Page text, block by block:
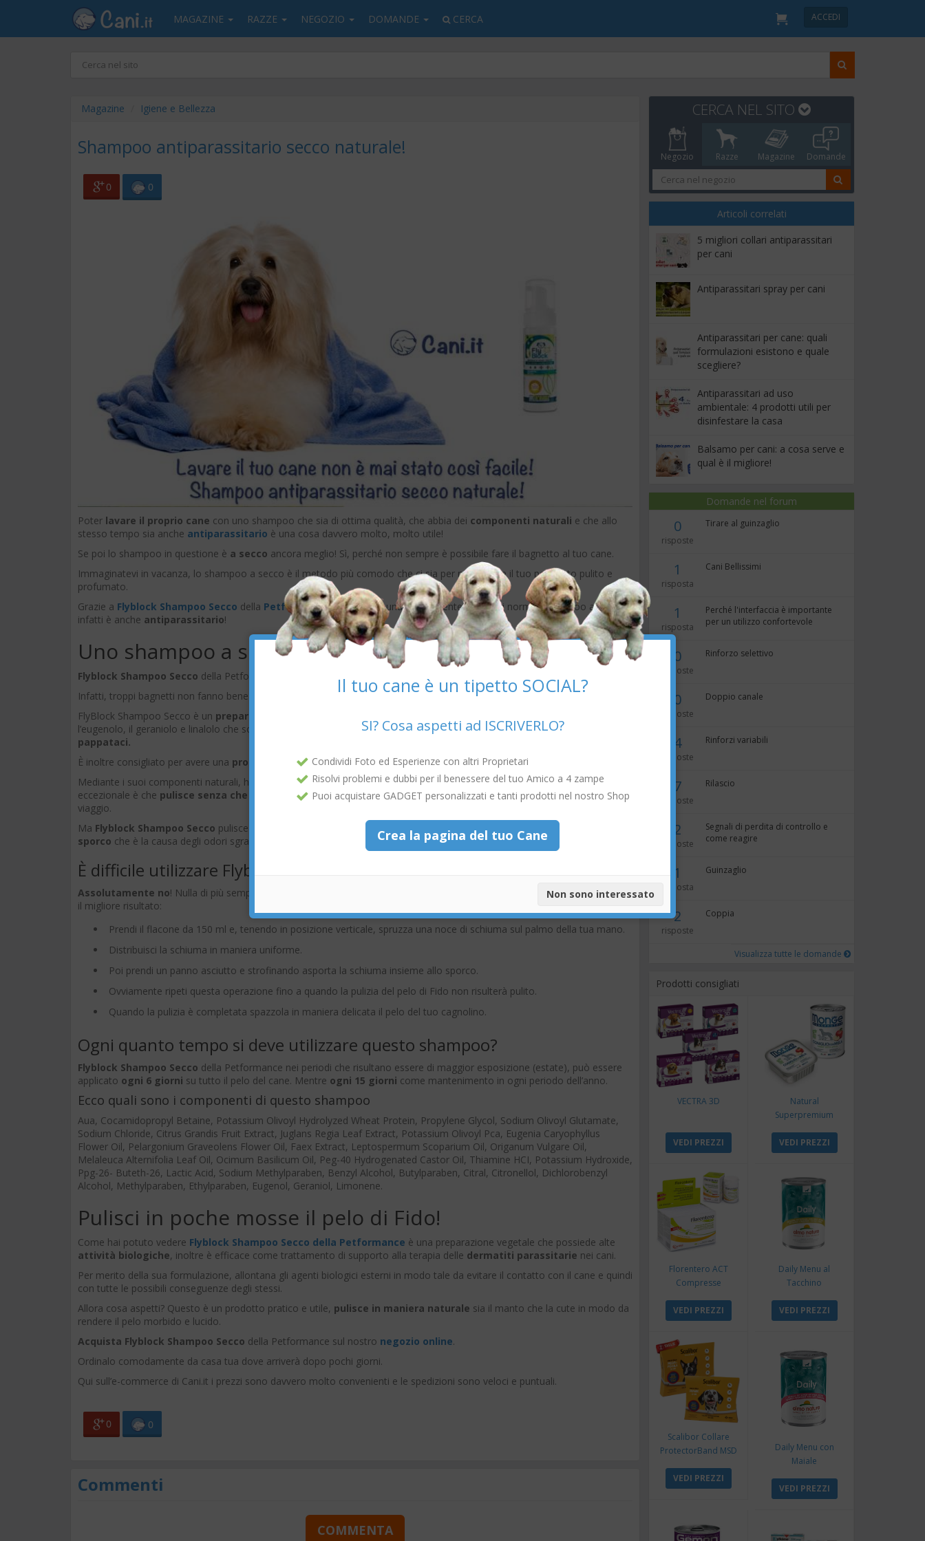
MAGAZINE RAZZE NEGOZIO DOMANDE CERCA ACCEDI
Magazine Igiene e Bellezza
Shampoo antiparassitario secco naturale!
0 0
Poter lavare il proprio cane con uno shampoo che sia di ottima qualità, che abbia dei componenti naturali e che allo
stesso tempo sia anche antiparassitario è una cosa davvero molto, molto utile!
Se poi lo shampoo in questione è a secco ancora meglio! Sì, perché non sempre è possibile fare il bagnetto al tuo cane.
Immaginatevi in vacanza, lo shampoo a secco è il metodo più comodo che ci sia per mantenere il tuo pelosetto pulito e
profumato.
Grazie a Flyblock Shampoo Secco della Petformanceavrai anche una componente in più dei normali shampoo a secco,
infatti è anche antiparassitario!
Uno shampoo a secco davvero completo
Flyblock Shampoo Secco della Petformance è un ottimo alleato per l’igiene del tuo amato amico a quattro zampe.
Infatti, troppi bagnetti non fanno bene a Fido, quindi un’ottima soluzione è proprio lo shampoo a secco
FlyBlock Shampoo Secco è un preparato vegetale
l’eugenolo, il geraniolo e linalolo che sono naturalmente attivi contro vari parassiti, come: acari, pulci, zecche, zanzare e
pappataci.
È inoltre consigliato per avere una protezione naturaleda agenti biologici esterni.
Mediante i suoi componenti naturali, ha un’azione non soloigienizzantesul pelo ma anche diprotezione . E la cosa
eccezionale è che pulisce senza che si debba utilizzare l’acqua che non sempre è disponibile, come ad esempio in
viaggio.
Ma Flyblock Shampoo Secco pulisce bene, ti starai domandando? Certo, il pelo risulta morbido e lucido, perché
sporco che è la causa degli odori sgradevoli, ottimizzando l’igiene della pelle.
È difficile utilizzare Flyblock Shampoo Secco della Petformance?
Assolutamente no! Nulla di più semplice dell’utilizzare questo pratico shampoo a secco. Ecco come devi fare per ottenere
il migliore risultato:
Prendi il flacone da 150 ml e, tenendo in posizione verticale, spruzza una noce di schiuma sul palmo della tua mano.
Distribuisci la schiuma in maniera uniforme.
Poi prendi un panno asciutto e strofinando asporta la schiuma insieme allo sporco.
Ovviamente ripeti questa operazione fino a quando la pulizia del pelo di Fido non risulterà pulito.
Quando la pulizia è completata spazzola in maniera delicata il pelo del tuo cagnolino.
Ogni quanto tempo si deve utilizzare questo shampoo?
Flyblock Shampoo Secco della Petformance nei periodi che risultano essere di maggior esposizione (estate), può essere
applicato ogni 6 giorni su tutto il pelo del cane. Mentre ogni 15 giorni come mantenimento in ogni periodo dell’anno.
Ecco quali sono i componenti di questo shampoo
Aua, Cocamidopropyl Betaine, Potassium Olivoyl Hydrolyzed Wheat Protein, Propylene Glycol, Sodium Olivoyl Glutamate,
Sodium Chloride, Citrus Grandis Fruit Extract, Juglans Regia Leaf Extract, Potassium Olivoyl Pca, Eugenia Caryophyllus
Flower Oil, Pelargonium Graveolens Flower Oil, Faex Extract, Leptospermum Scoparium Oil, Origanum Vulgare Oil,
Melaleuca Alternifolia Leaf Oil, Ocimum Basilicum Oil, Peg-40 Hydrogenated Castor Oil, Thiamine HCI, Potassium Hydroxide,
Ppg-26- Buteth-26, Lactic Acid, Sodium Methylparaben, Benzyl Alcohol, Butylparaben, Citral, Citronellol, Dichlorobenzyl
Alcohol, Methylparaben, Ethylparaben, Eugenol, Geraniol, Limonene.
Pulisci in poche mosse il pelo di Fido!
Come hai potuto vedere Flyblock Shampoo Secco della Petformance è una preparazione vegetale che possiede alte
attività biologiche, inoltre è efficace come trattamento di supporto alla terapia delle dermatiti parassitarie nei cani.
Per merito della sua formulazione, allontana gli agenti biologici esterni in modo tale da evitare il contatto con il cane e quindi
con tutte le possibili conseguenze degli stessi.
Allora cosa aspetti? Questo è un prodotto pratico e utile, pulisce in maniera naturale sia il manto che la cute in modo da
rendere il pelo morbido e lucido.
Acquista Flyblock Shampoo Secco della Petformance sul nostro negozio online.
Ordinalo comodamente da casa tua dove arriverà dopo pochi giorni.
Qui sull’e-commerce di Cani.it i prezzi sono davvero molto convenienti e le spedizioni sono veloci e puntuali.
0 0
Commenti
COMMENTA
CERCA NEL SITO
Negozio Razze Magazine Domande
Articoli correlati
5 migliori collari antiparassitari
per cani
Antiparassitari spray per cani
Antiparassitari per cane: quali
formulazioni esistono e quale
scegliere?
Antiparassitari ad uso
ambientale: 4 prodotti utili per
disinfestare la casa
Balsamo per cani: a cosa serve e
qual è il migliore!
Domande nel forum
0
risposte
Tirare al guinzaglio
1
risposta
Cani Bellissimi
1
risposta
Perché l'interfaccia è importante
per un utilizzo confortevole
0
risposte
Rinforzo selettivo
0
risposte
Doppio canale
4
risposte
Rinforzi variabili
7
risposte
Rilascio
2
risposte
Segnali di perdita di controllo e
come reagire
1
risposta
Guinzaglio
2
risposte
Coppia
Visualizza tutte le domande
Prodotti consigliati
VECTRA 3D
VEDI PREZZI
Natural
Superpremium
Coniglio e Mela
VEDI PREZZI
Florentero ACT
Compresse
VEDI PREZZI
Daily Menu al
Tacchino
VEDI PREZZI
Scalibor Collare
ProtectorBand MSD
VEDI PREZZI
Daily Menu con
Maiale
VEDI PREZZI
×
Il tuo cane è un tipetto SOCIAL?
SI? Cosa aspetti ad ISCRIVERLO?
Condividi Foto ed Esperienze con altri Proprietari
Risolvi problemi e dubbi per il benessere del tuo Amico a 4 zampe
Puoi acquistare GADGET personalizzati e tanti prodotti nel nostro Shop
Crea la pagina del tuo Cane
Non sono interessato